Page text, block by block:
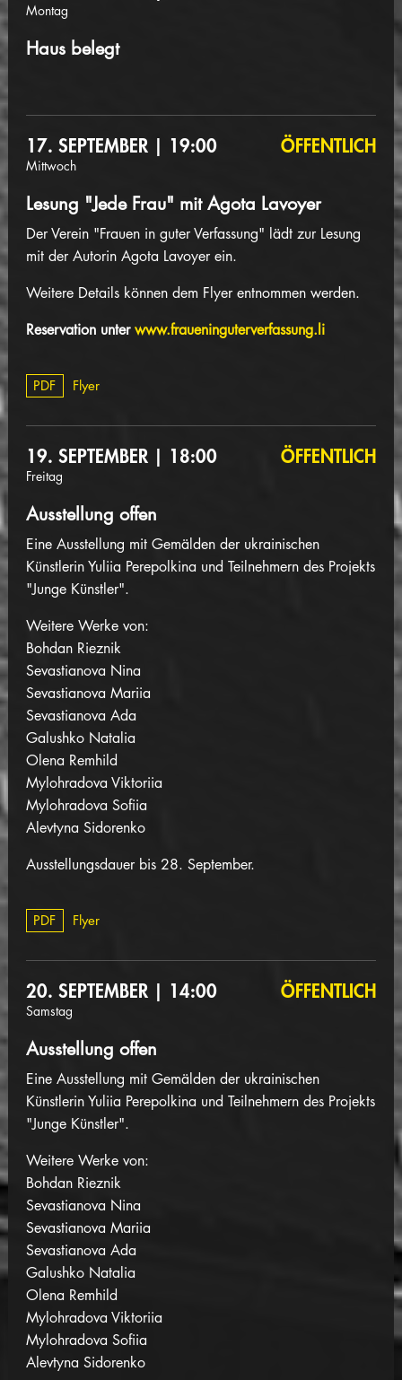
Montag
Haus belegt
17. SEPTEMBER | 19:00
Mittwoch
ÖFFENTLICH
Lesung "Jede Frau" mit Agota Lavoyer
Der Verein "Frauen in guter Verfassung" lädt zur Lesung
mit der Autorin Agota Lavoyer ein.
Weitere Details können dem Flyer entnommen werden.
Reservation unterwww.fraueninguterverfassung.li
PDF Flyer
19. SEPTEMBER | 18:00
Freitag
ÖFFENTLICH
Ausstellung offen
Eine Ausstellung mit Gemälden der ukrainischen
Künstlerin Yuliia Perepolkina und Teilnehmern des Projekts
"Junge Künstler".
Weitere Werke von:
Bohdan Rieznik
Sevastianova Nina
Sevastianova Mariia
Sevastianova Ada
Galushko Natalia
Olena Remhild
Mylohradova Viktoriia
Mylohradova Sofiia
Alevtyna Sidorenko
Ausstellungsdauer bis 28. September.
PDF Flyer
20. SEPTEMBER | 14:00
Samstag
ÖFFENTLICH
Ausstellung offen
Eine Ausstellung mit Gemälden der ukrainischen
Künstlerin Yuliia Perepolkina und Teilnehmern des Projekts
"Junge Künstler".
Weitere Werke von:
Bohdan Rieznik
Sevastianova Nina
Sevastianova Mariia
Sevastianova Ada
Galushko Natalia
Olena Remhild
Mylohradova Viktoriia
Mylohradova Sofiia
Alevtyna Sidorenko